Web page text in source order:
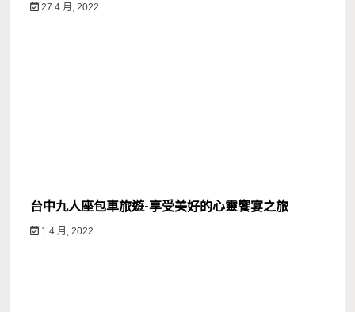
27 4 月, 2022
台中九人座包車旅遊-享受美好的心靈饗宴之旅
1 4 月, 2022